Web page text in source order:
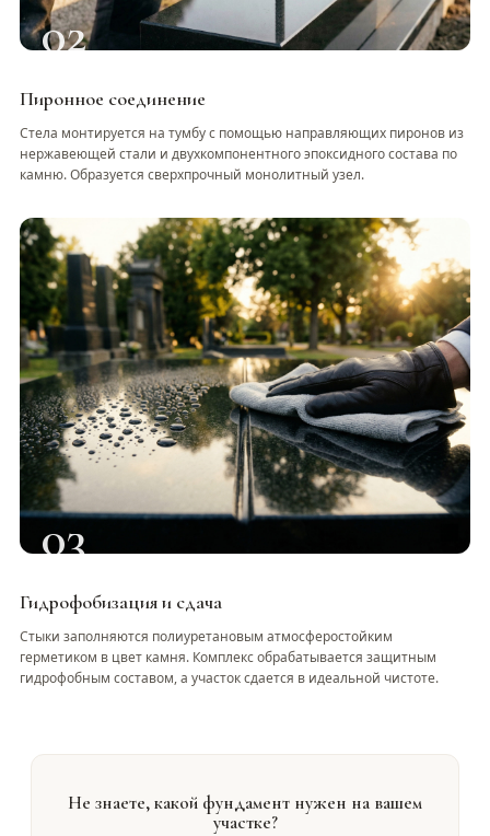
02
Пиронное соединение
Стела монтируется на тумбу с помощью направляющих пиронов из
нержавеющей стали и двухкомпонентного эпоксидного состава по
камню. Образуется сверхпрочный монолитный узел.
03
Гидрофобизация и сдача
Стыки заполняются полиуретановым атмосферостойким
герметиком в цвет камня. Комплекс обрабатывается защитным
гидрофобным составом, а участок сдается в идеальной чистоте.
Не знаете, какой фундамент нужен на вашем
участке?